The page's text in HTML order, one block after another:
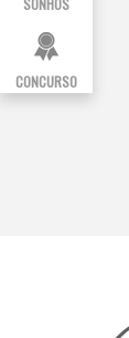
SONHOS
CONCURSO